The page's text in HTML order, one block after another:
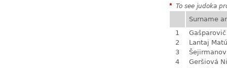
* To see judoka
Surname
1
2
Lantaj
3
4
Geršiová